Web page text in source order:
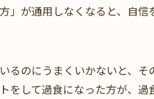
」が通用しなくなると、自
るのにうまくいかないと、
をして過食になった方が、